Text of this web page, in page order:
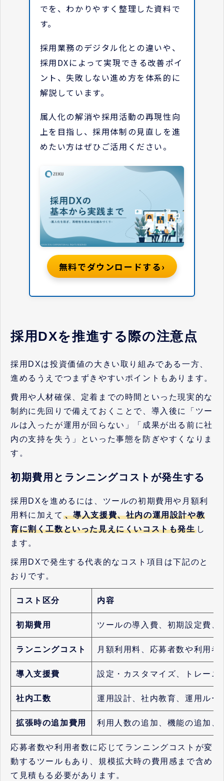
でを、わかりやすく整理した資料で
す。
採用業務のデジタル化との違いや、
採用DXによって実現できる改善ポイ
ント、失敗しない進め方を体系的に
解説しています。
属人化の解消や採用活動の再現性向
上を目指し、採用体制の見直しを進
めたい方はぜひご活用ください。
無料でダウンロードする›
採用DXを推進する際の注意点
採用DXは投資価値の大きい取り組みである一方、
進めるうえでつまずきやすいポイントもあります。
費用や人材確保、定着までの時間といった現実的な
制約に先回りで備えておくことで、導入後に「ツー
ルは入ったが運用が回らない」「成果が出る前に社
内の支持を失う」といった事態を防ぎやすくなりま
す。
初期費用とランニングコストが発生する
採用DXを進めるには、ツールの初期費用や月額利
用料に加えて 、導入支援費、社内の運用設計や教
育に割く工数といった見えにくいコストも発生し
ます。
採用DXで発生する代表的なコスト項目は下記のと
おりです。
コスト区分 内容
初期費用 ツールの導入費、初期設定費、
ランニングコスト 月額利用料、応募者数や利用者
導入支援費 設定・カスタマイズ、トレーニ
社内工数 運用設計、社内教育、運用ル
拡張時の追加費用 利用人数の追加、機能の追加、
応募者数や利用者数に応じてランニングコストが変
動するツールもあり、規模拡大時の費用感まで含め
て見積もる必要があります。